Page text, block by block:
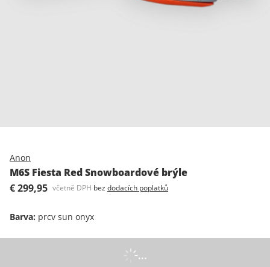
Anon
M6S Fiesta Red Snowboardové brýle
€ 299,95 včetně DPH bez dodacích poplatků
Barva: prcv sun onyx
...